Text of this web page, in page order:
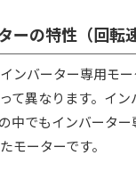
の特性（回転
ンバーター専用モ
て異なります。イ
中でもインバータ
モーターです。